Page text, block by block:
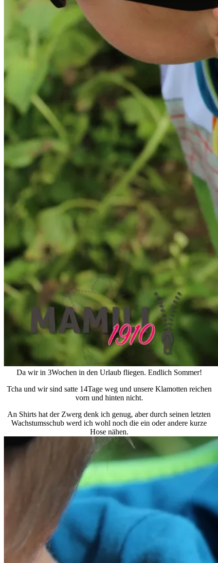
Da wir in 3Wochen in den Urlaub fliegen. Endlich Sommer!
Tcha und wir sind satte 14Tage weg und unsere Klamotten reichen
vorn und hinten nicht.
An Shirts hat der Zwerg denk ich genug, aber durch seinen letzten
Wachstumsschub werd ich wohl noch die ein oder andere kurze
Hose nähen.